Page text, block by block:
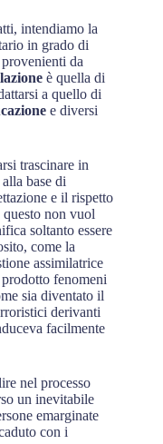
intendiamo la
in grado di
da
è quella di
a quello di
e diversi
trascinare in
base di
e il rispetto
non vuol
soltanto essere
come la
assimilatrice
fenomeni
sia diventato il
derivanti
facilmente
nel processo
un inevitabile
emarginate
con i